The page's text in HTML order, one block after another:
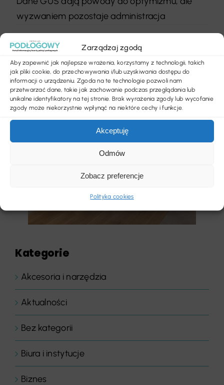
Zarządzaj zgodą
Aby zapewnić jak najlepsze wrażenia, korzystamy z technologii, takich
jak pliki cookie, do przechowywania i/lub uzyskiwania dostępu do
informacji o urządzeniu. Zgoda na te technologie pozwoli nam
przetwarzać dane, takie jak zachowanie podczas przeglądania lub
unikalne identyfikatory na tej stronie. Brak wyrażenia zgody lub wycofanie
zgody może niekorzystnie wpłynąć na niektóre cechy i funkcje.
Akceptuję
Odmów
Zobacz preferencje
Polityka cookies
wyzwaniem pozostaje administracja
Jaka podłoga do salonu z kominkiem będzie
najlepsza?
Kategorie
Akcesoria i narzędzia
Aktualności
Bez kategorii
Biura i instytucje
Biznes